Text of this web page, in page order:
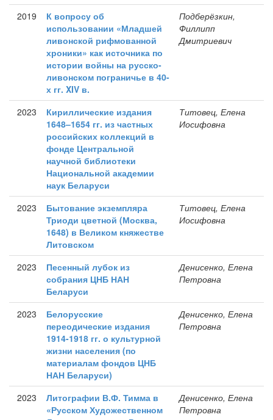
2019
К вопросу об
использовании «Младшей
ливонской рифмованной
хроники» как источника по
истории войны на русско-
ливонском пограничье в 40-
х гг. XIV в.
Подберёзкин,
Филлипп
Дмитриевич
2023
Кириллические издания
1648–1654 гг. из частных
российских коллекций в
фонде Центральной
научной библиотеки
Национальной академии
наук Беларуси
Титовец, Елена
Иосифовна
2023
Бытование экземпляра
Триоди цветной (Москва,
1648) в Великом княжестве
Литовском
Титовец, Елена
Иосифовна
2023
Песенный лубок из
собрания ЦНБ НАН
Беларуси
Денисенко, Елена
Петровна
2023
Белорусские
переодические издания
1914-1918 гг. о культурной
жизни населения (по
материалам фондов ЦНБ
НАН Беларуси)
Денисенко, Елена
Петровна
2023
Литографии В.Ф. Тимма в
«Русском Художественном
Денисенко, Елена
Петровна